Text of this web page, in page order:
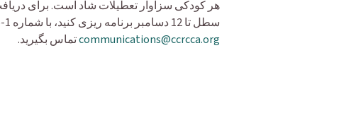
هر کودکی سزاوار تعطیلات شاد است. برای
سطل تا 12 دسامبر برنامه ریزی کنید، با شماره 1-866-67-4KIDS یا ایمیل
communications@ccrcca.orgتماس بگیرید.